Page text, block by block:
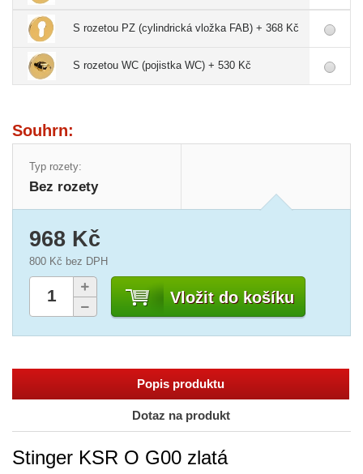
S rozetou PZ (cylindrická vložka FAB) + 368 Kč
S rozetou WC (pojistka WC) + 530 Kč
Souhrn:
Typ rozety:
Bez rozety
Vložit do košíku
968 Kč
800 Kč bez DPH
Popis produktu
Dotaz na produkt
Stinger KSR O G00 zlatá